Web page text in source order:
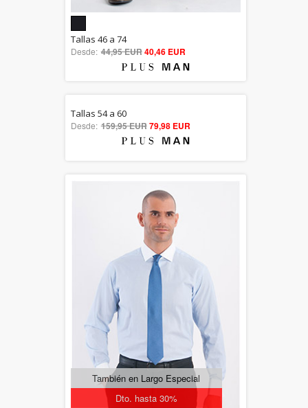
out of 5
Tallas 46 a 74
Desde: 44,95 EUR40,46 EUR
Descuento 50%
5.00
out of 5
Tallas 54 a 60
Desde: 159,95 EUR79,98 EUR
Dto. hasta 30%
También en Largo Especial